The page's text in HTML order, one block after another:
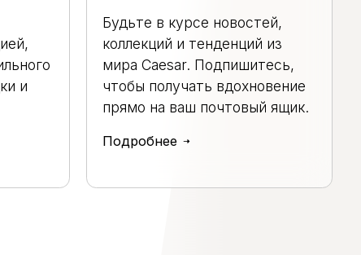
и
Будьте в курсе новостей,
коллекций и тенденций из
мира Caesar. Подпишитесь,
чтобы получать вдохновение
прямо на ваш почтовый ящик.
Подробнее